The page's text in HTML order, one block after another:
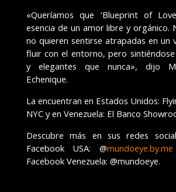
«Queríamos que ‘Blueprint of
esencia de un amor libre y orgánico.
no quieren sentirse atrapadas en un
fluir con el entorno, pero
y elegantes que nunca», dijo
Echenique.
La encuentran en Estados Unidos:
NYC y en Venezuela: El Banco
Descubre más en sus redes
Facebook USA: @mundoeye.by.me
Facebook Venezuela: @mundoeye.